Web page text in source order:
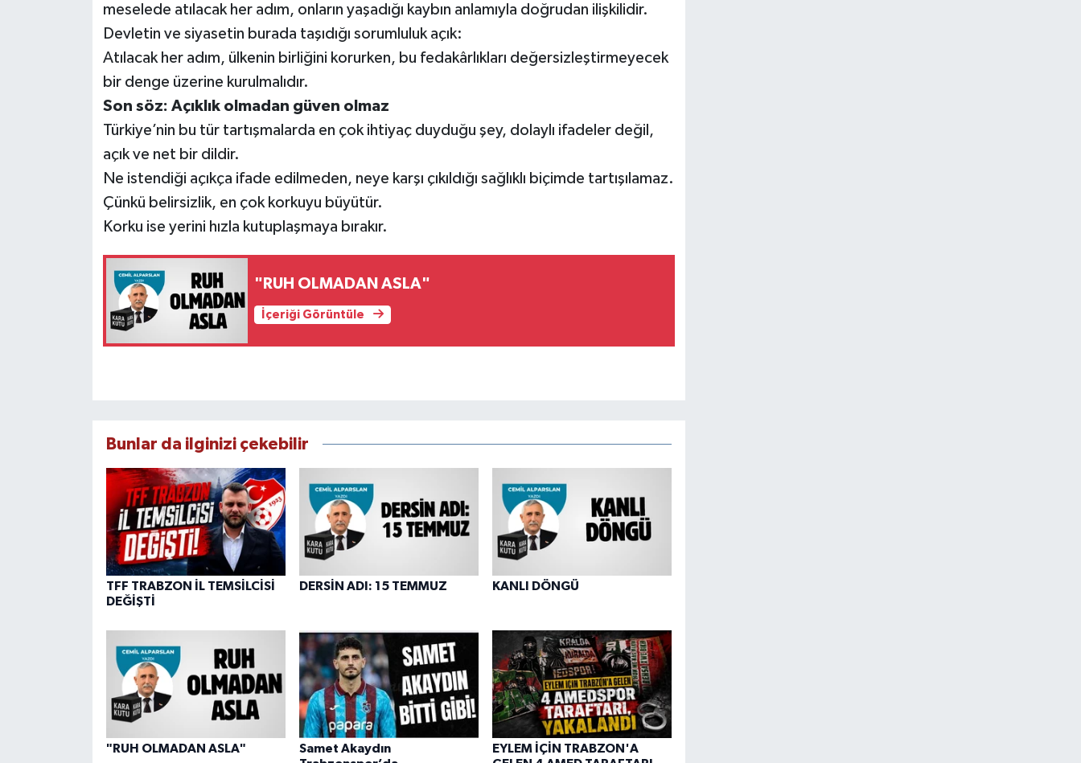
meselede atılacak her adım, onların yaşadığı kaybın anlamıyla doğrudan ilişkilidir.
Devletin ve siyasetin burada taşıdığı sorumluluk açık:
Atılacak her adım, ülkenin birliğini korurken, bu fedakârlıkları değersizleştirmeyecek
bir denge üzerine kurulmalıdır.
Son söz: Açıklık olmadan güven olmaz
Türkiye’nin bu tür tartışmalarda en çok ihtiyaç duyduğu şey, dolaylı ifadeler değil,
açık ve net bir dildir.
Ne istendiği açıkça ifade edilmeden, neye karşı çıkıldığı sağlıklı biçimde tartışılamaz.
Çünkü belirsizlik, en çok korkuyu büyütür.
Korku ise yerini hızla kutuplaşmaya bırakır.
"RUH OLMADAN ASLA"
İçeriği Görüntüle
Bunlar da ilginizi çekebilir
TFF TRABZON İL TEMSİLCİSİ
DEĞİŞTİ
DERSİN ADI: 15 TEMMUZ KANLI DÖNGÜ
"RUH OLMADAN ASLA"
Samet Akaydın
EYLEM İÇİN TRABZON'A